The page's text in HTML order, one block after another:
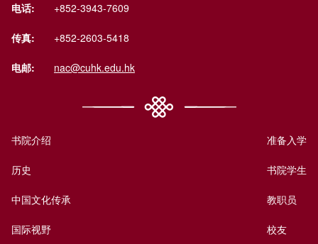
电话: +852-3943-7609
传真: +852-2603-5418
电邮: nac@cuhk.edu.hk
书院介绍
历史
中国文化传承
国际视野
准备入学
书院学生
教职员
校友